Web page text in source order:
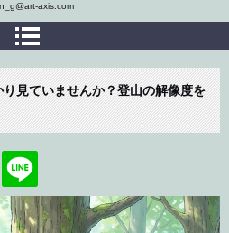
axis.com
り見ていませんか？登山の解像度を